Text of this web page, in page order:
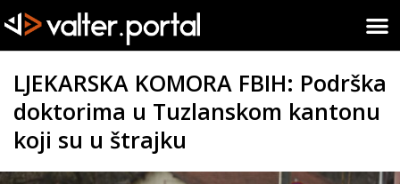
LJEKARSKA KOMORA FBIH: Podrška
doktorima u Tuzlanskom kantonu
koji su u štrajku